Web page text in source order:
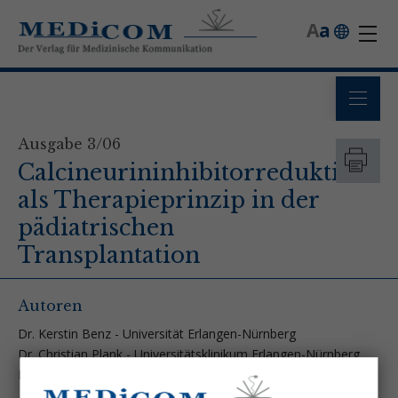
a
A
Ausgabe 3/06
Calcineurininhibitorreduktion
als Therapieprinzip in der
pädiatrischen
Transplantation
Autoren
Dr. Kerstin Benz - Universität Erlangen-Nürnberg
Dr. Christian Plank - Universitätsklinikum Erlangen-Nürnberg
Dr. Jörg Dötsch - Universitätsklinikum Erlangen